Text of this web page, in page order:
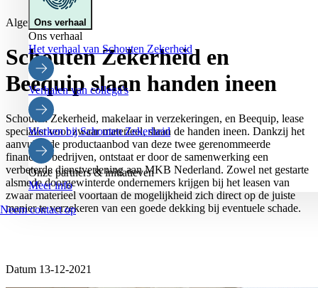
Ons verhaal
Ons verhaal
Het verhaal van Schouten Zekerheid
Verhalen van collega's
Werken bij Schouten Zekerheid
Onze partners & initiatieven
Meer info
Neem contact op
Algemeen
Schouten Zekerheid en
Beequip slaan handen ineen
Schouten Zekerheid, makelaar in verzekeringen, en Beequip, lease
specialist voor zwaar materieel, slaan de handen ineen. Dankzij het
aanvullende productaanbod van deze twee gerenommeerde
financiële bedrijven, ontstaat er door de samenwerking een
verbeterde dienstverlening aan MKB Nederland. Zowel net gestarte
alsmede doorgewinterde ondernemers krijgen bij het leasen van
zwaar materieel voortaan de mogelijkheid zich direct op de juiste
manier te verzekeren van een goede dekking bij eventuele schade.
Datum 13-12-2021